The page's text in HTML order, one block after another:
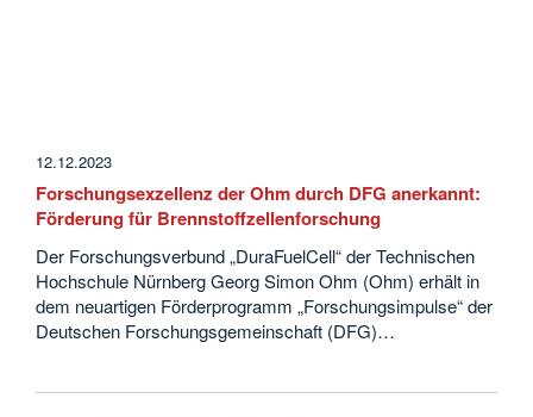
12.12.2023
Forschungsexzellenz der Ohm durch DFG anerkannt:
Förderung für Brennstoffzellenforschung
Der Forschungsverbund „DuraFuelCell“ der Technischen
Hochschule Nürnberg Georg Simon Ohm (Ohm) erhält in
dem neuartigen Förderprogramm „Forschungsimpulse“ der
Deutschen Forschungsgemeinschaft (DFG)…